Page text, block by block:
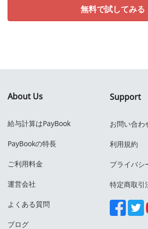
無料で試してみる
About Us
給与計算はPayBook
PayBookの特長
ご利用料金
運営会社
よくある質問
ブログ
Support
お問い合わ
利用規約
プライバシ
特定商取引